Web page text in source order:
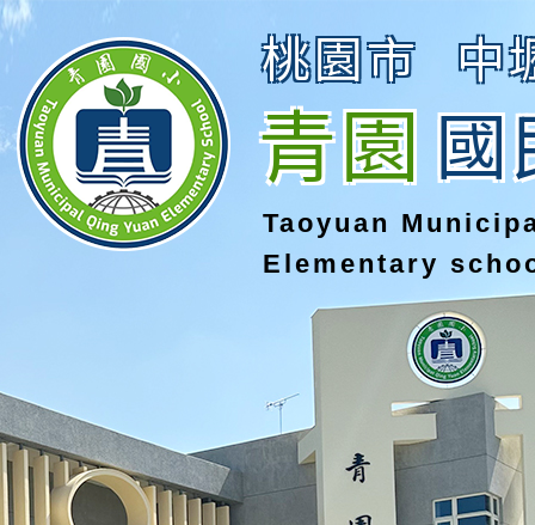
桃園市 中
青園國
Taoyuan
Elementary